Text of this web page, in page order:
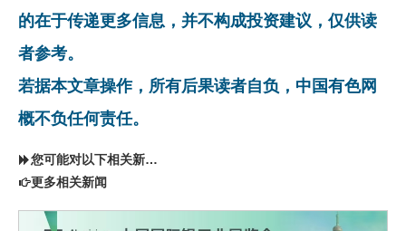
的在于传递更多信息，并不构成投资建议，仅供读
者参考。
若据本文章操作，所有后果读者自负，中国有色网
概不负任何责任。
您可能对以下相关新闻同样感兴趣
更多相关新闻